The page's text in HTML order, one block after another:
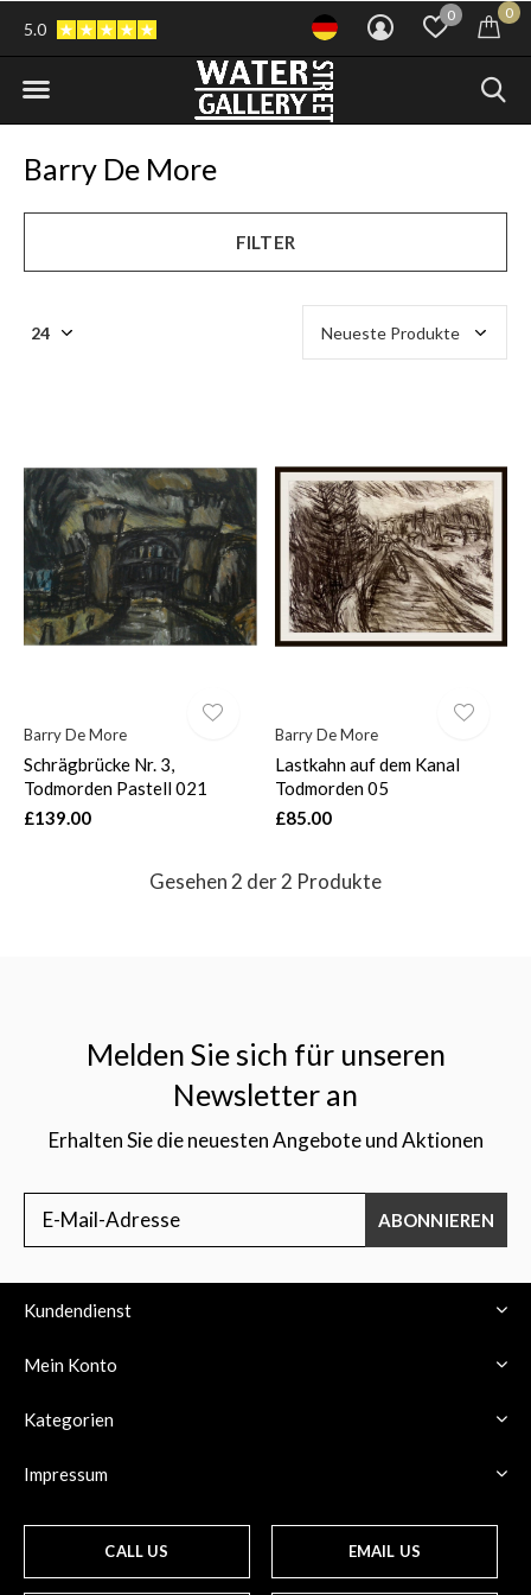
0 0
5.0
Barry De More
FILTER
Barry De More
Schrägbrücke Nr. 3,
Todmorden Pastell 021
£139.00
Barry De More
Lastkahn auf dem Kanal
Todmorden 05
£85.00
Gesehen 2 der 2 Produkte
Melden Sie sich für unseren
Newsletter an
Erhalten Sie die neuesten Angebote und Aktionen
ABONNIEREN
Kundendienst
Mein Konto
Kategorien
Impressum
CALL US EMAIL US